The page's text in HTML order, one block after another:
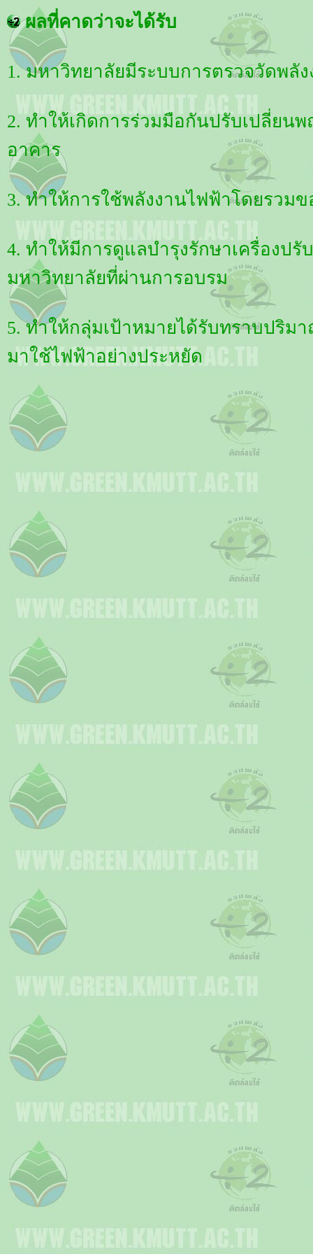
ผลที่คาดว่าจะได้รับ
1. มหาวิทยาลัยมีระบบการตรวจวัดพลั
2. ทำให้เกิดการร่วมมือกันปรับเปลี่ยน
อาคาร
3. ทำให้การใช้พลังงานไฟฟ้าโดยรวม
4. ทำให้มีการดูแลบำรุงรักษาเครื่องป
มหาวิทยาลัยที่ผ่านการอบรม
5. ทำให้กลุ่มเป้าหมายได้รับทราบปริม
มาใช้ไฟฟ้าอย่างประหยัด